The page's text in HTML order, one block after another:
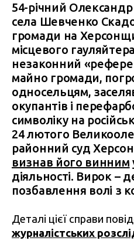
54-річний
села Шевченко
громади на
місцевого
незаконний
майно громади,
односельцям,
окупантів і
символіку на
24 лютого
районний суд
визнав його винним
діяльності. Вирок –
позбавлення волі з
Деталі цієї справи
журналістських